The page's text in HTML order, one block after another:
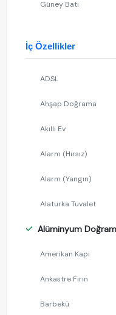
Güney Batı
İç Özellikler
ADSL
Ahşap Doğrama
Akıllı Ev
Alarm (Hırsız)
Alarm (Yangın)
Alaturka Tuvalet
Alüminyum
Amerikan Kapı
Ankastre Fırın
Barbekü